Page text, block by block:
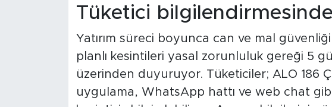
Tüketici
Yatırım süreci boyunca can ve mal
planlı kesintileri yasal zorunluluk gereği 5
üzerinden duyuruyor. Tüketiciler; ALO 186
uygulama, WhatsApp hattı ve web chat